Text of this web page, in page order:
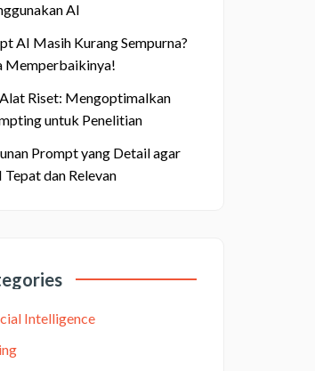
AI
AI Masih Kurang Sempurna?
Memperbaikinya!
Riset: Mengoptimalkan
untuk Penelitian
Prompt yang Detail agar
Tepat dan Relevan
Intelligence